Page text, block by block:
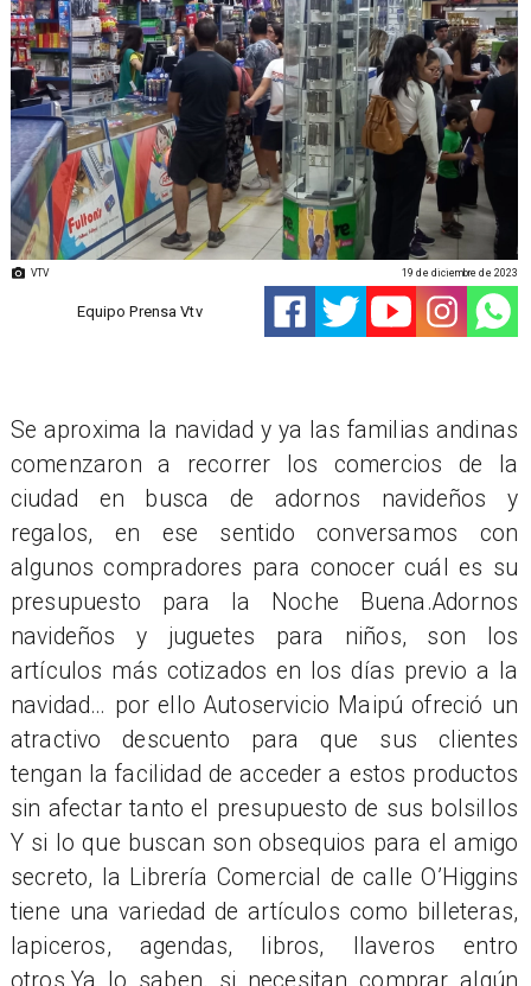
VTV
Equipo Prensa Vtv
19 de diciembre de 2023
Se aproxima la navidad y ya las familias andinas
comenzaron a recorrer los comercios de la
ciudad en busca de adornos navideños y
regalos, en ese sentido conversamos con
algunos compradores para conocer cuál es su
presupuesto para la Noche Buena.Adornos
navideños y juguetes para niños, son los
artículos más cotizados en los días previo a la
navidad… por ello Autoservicio Maipú ofreció un
atractivo descuento para que sus clientes
tengan la facilidad de acceder a estos productos
sin afectar tanto el presupuesto de sus bolsillos
Y si lo que buscan son obsequios para el amigo
secreto, la Librería Comercial de calle O’Higgins
tiene una variedad de artículos como billeteras,
lapiceros, agendas, libros, llaveros entro
otros.Ya lo saben, si necesitan comprar algún